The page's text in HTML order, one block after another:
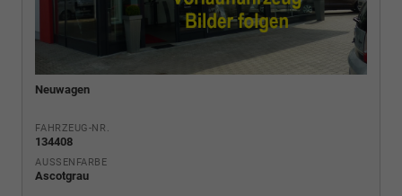
Neuwagen
FAHRZEUG-NR.
134408
AUSSENFARBE
Ascotgrau